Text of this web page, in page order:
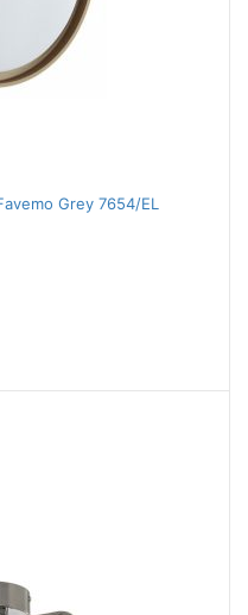
Grey 7654/EL